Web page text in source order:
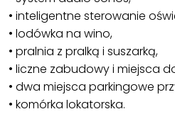
• inteligentne sterowanie
• lodówka na wino,
• pralnia z pralką i suszarką,
• liczne zabudowy i miejsca
• dwa miejsca parkingowe
• komórka lokatorska.